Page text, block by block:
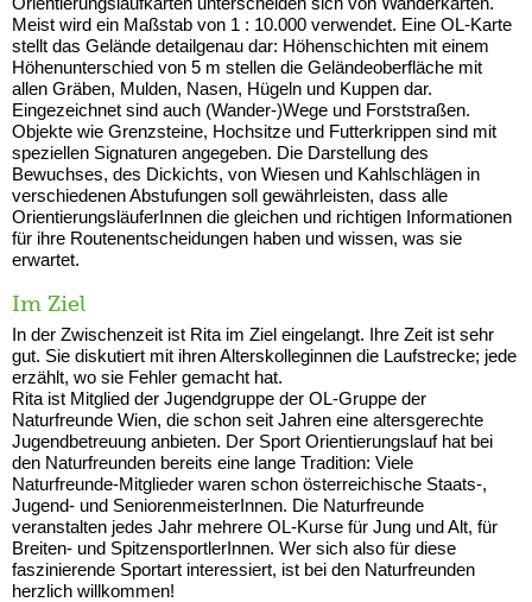
Meist wird ein Maßstab von 1 : 10.000 verwendet. Eine OL-Karte
stellt das Gelände detailgenau dar: Höhenschichten mit einem
Höhenunterschied von 5 m stellen die Geländeoberfläche mit
allen Gräben, Mulden, Nasen, Hügeln und Kuppen dar.
Eingezeichnet sind auch (Wander-)Wege und Forststraßen.
Objekte wie Grenzsteine, Hochsitze und Futterkrippen sind mit
speziellen Signaturen angegeben. Die Darstellung des
Bewuchses, des Dickichts, von Wiesen und Kahlschlägen in
verschiedenen Abstufungen soll gewährleisten, dass alle
OrientierungsläuferInnen die gleichen und richtigen Informationen
für ihre Routenentscheidungen haben und wissen, was sie
erwartet.
Im Ziel
In der Zwischenzeit ist Rita im Ziel eingelangt. Ihre Zeit ist sehr
gut. Sie diskutiert mit ihren Alterskolleginnen die Laufstrecke; jede
erzählt, wo sie Fehler gemacht hat.
Rita ist Mitglied der Jugendgruppe der OL-Gruppe der
Naturfreunde Wien, die schon seit Jahren eine altersgerechte
Jugendbetreuung anbieten. Der Sport Orientierungslauf hat bei
den Naturfreunden bereits eine lange Tradition: Viele
Naturfreunde-Mitglieder waren schon österreichische Staats-,
Jugend- und SeniorenmeisterInnen. Die Naturfreunde
veranstalten jedes Jahr mehrere OL-Kurse für Jung und Alt, für
Breiten- und SpitzensportlerInnen. Wer sich also für diese
faszinierende Sportart interessiert, ist bei den Naturfreunden
herzlich willkommen!